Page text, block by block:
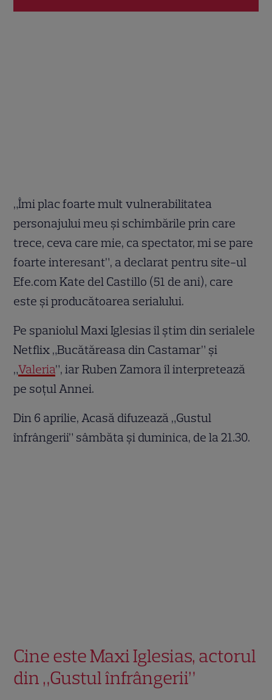
„Îmi plac foarte mult vulnerabilitatea
personajului meu și schimbările prin care
trece, ceva care mie, ca spectator, mi se pare
foarte interesant”, a declarat pentru site-ul
Efe.com Kate del Castillo (51 de ani), care
este și producătoarea serialului.
Pe spaniolul Maxi Iglesias îl știm din serialele
Netflix „Bucătăreasa din Castamar” și
„Valeria”, iar Ruben Zamora îl interpretează
pe soțul Annei.
Din 6 aprilie, Acasă difuzează „Gustul
înfrângerii” sâmbăta și duminica, de la 21.30.
Cine este Maxi Iglesias, actorul
din „Gustul înfrângerii”